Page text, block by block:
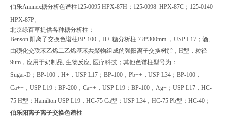
伯乐Aminex糖分析色谱柱125-0095 HPX-87H；125-0098 HPX-87C；125-0140
HPX-87P。
北京绿百草提供各种糖分析柱：
Benson 阳离子交换色谱柱BP-100，H+ 糖分析柱 7.8*300mm ， USP L17；酒,
由磺化交联苯乙烯二乙烯基苯共聚物组成的强阳离子交换树脂，H型，粒径
9um，应用于奶制品, 生物反应, 医疗科技；其他色谱柱型号为：
Sugar-D；BP-100，H+，USP L17；BP-100，Pb++，USP L34；BP-100，
Ca++，USP L19；BP-200，Ca++，USP L19；BP-100，Ag+；USP L17，HC-
75 H型；Hamilton USP L19，HC-75 Ca型；USP L34，HC-75 Pb型；HC-40；
伯乐阳离子离子交换色谱柱